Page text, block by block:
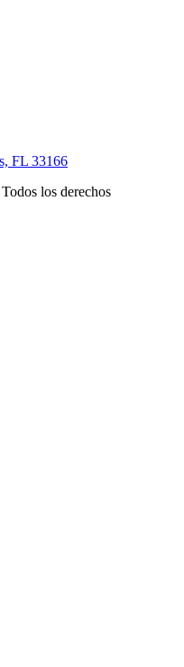
FL 33166
los derechos